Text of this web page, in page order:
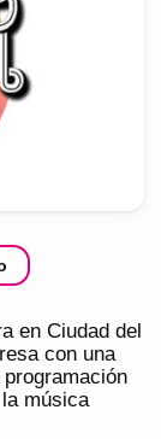
en Ciudad del
con una
música